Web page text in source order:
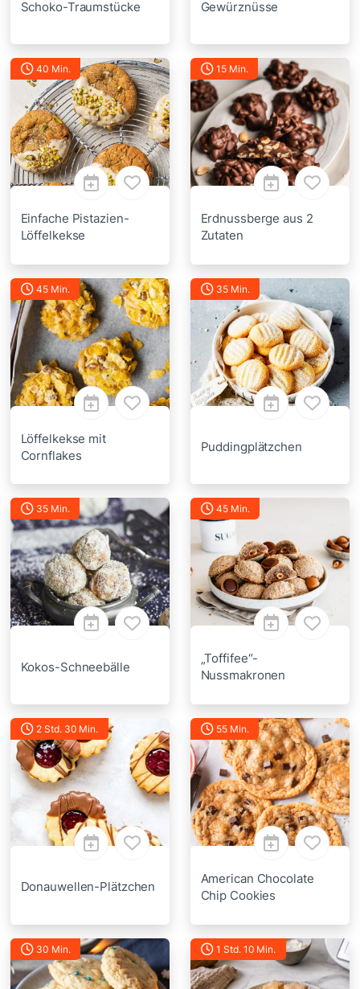
Schoko-Traumstücke Gewürznüsse
40 Min.
Einfache Pistazien-
Löffelkekse
15 Min.
Erdnussberge aus 2
Zutaten
45 Min.
Löffelkekse mit
Cornflakes
35 Min.
Puddingplätzchen
35 Min.
Kokos-Schneebälle
45 Min.
„Toffifee“-
Nussmakronen
2 Std. 30 Min.
Donauwellen-Plätzchen
55 Min.
American Chocolate
Chip Cookies
30 Min. 1 Std. 10 Min.